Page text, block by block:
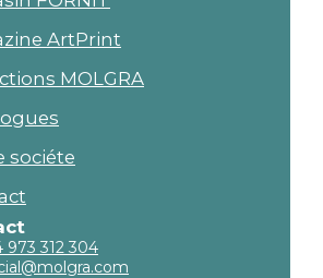
ArtPrint
MOLGRA
sociéte
973 312 304